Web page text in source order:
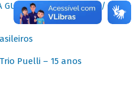
GUITAR QUARTET (QGQ) /
Puelli – 15 anos